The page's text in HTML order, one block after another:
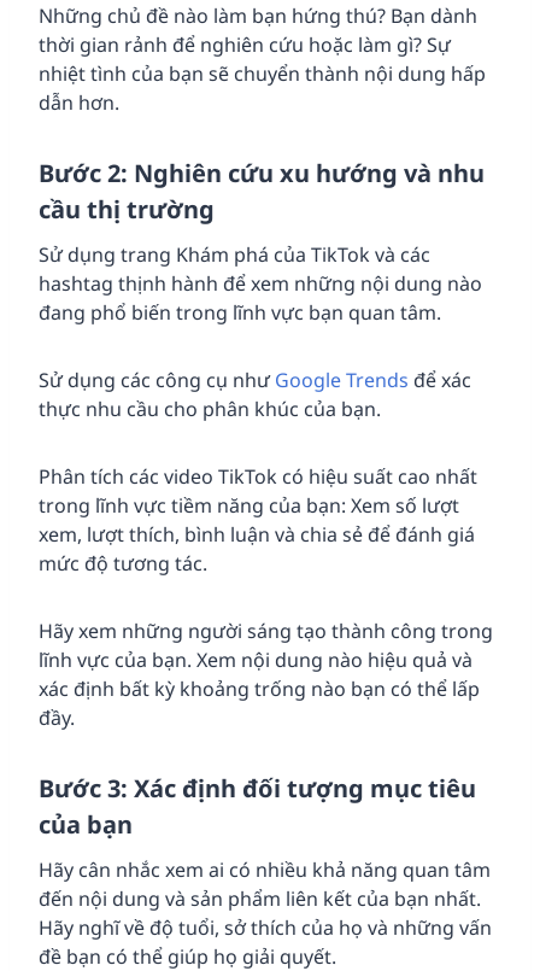
Những chủ đề nào làm bạn hứng thú? Bạn dành
thời gian rảnh để nghiên cứu hoặc làm gì? Sự
nhiệt tình của bạn sẽ chuyển thành nội dung hấp
dẫn hơn.
Bước 2: Nghiên cứu xu hướng và nhu
cầu thị trường
Sử dụng trang Khám phá của TikTok và các
hashtag thịnh hành để xem những nội dung nào
đang phổ biến trong lĩnh vực bạn quan tâm.
Sử dụng các công cụ nhưGoogle Trends để xác
thực nhu cầu cho phân khúc của bạn.
Phân tích các video TikTok có hiệu suất cao nhất
trong lĩnh vực tiềm năng của bạn: Xem số lượt
xem, lượt thích, bình luận và chia sẻ để đánh giá
mức độ tương tác.
Hãy xem những người sáng tạo thành công trong
lĩnh vực của bạn. Xem nội dung nào hiệu quả và
xác định bất kỳ khoảng trống nào bạn có thể lấp
đầy.
Bước 3: Xác định đối tượng mục tiêu
của bạn
Hãy cân nhắc xem ai có nhiều khả năng quan tâm
đến nội dung và sản phẩm liên kết của bạn nhất.
Hãy nghĩ về độ tuổi, sở thích của họ và những vấn
đề bạn có thể giúp họ giải quyết.